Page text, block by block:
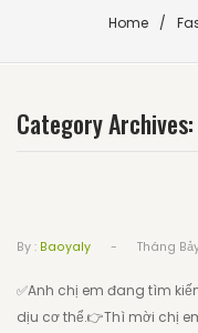
Home /
Category Archives:
By : Baoyaly - Tháng
✅Anh chị em đang tìm
dịu cơ thể.👉Thì mời chị